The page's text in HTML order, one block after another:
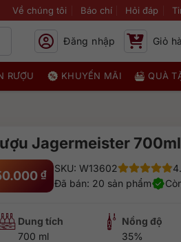
Về chúng tôi Báo chí Hỏi đáp
Đăng nhập Giỏ
RƯỢU KHUYẾN MÃI QUÀ
Jagermeister 700ml
₫ SKU: W13602
Đã bán: 20 sản phẩm
Dung tích
700 ml
Nồng độ
35%